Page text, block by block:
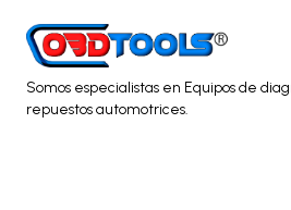
Somos especialistas en Equipos de
repuestos automotrices.